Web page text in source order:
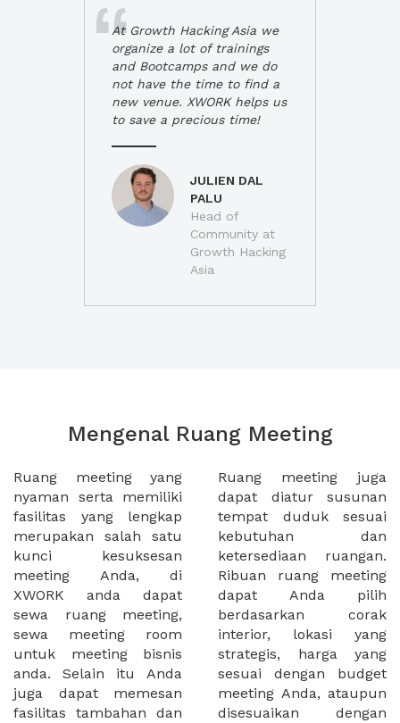
At Growth Hacking Asia we
organize a lot of trainings
and Bootcamps and we do
not have the time to find a
new venue. XWORK helps us
to save a precious time!
JULIEN DAL
PALU
Head of
Community at
Growth Hacking
Asia
Mengenal Ruang Meeting
Ruang meeting yang
nyaman serta memiliki
fasilitas yang lengkap
merupakan salah satu
kunci kesuksesan
meeting Anda, di
XWORK anda dapat
sewa ruang meeting,
sewa meeting room
untuk meeting bisnis
anda. Selain itu Anda
juga dapat memesan
fasilitas tambahan dan
Ruang meeting juga
dapat diatur susunan
tempat duduk sesuai
kebutuhan dan
ketersediaan ruangan.
Ribuan ruang meeting
dapat Anda pilih
berdasarkan corak
interior, lokasi yang
strategis, harga yang
sesuai dengan budget
meeting Anda, ataupun
disesuaikan dengan